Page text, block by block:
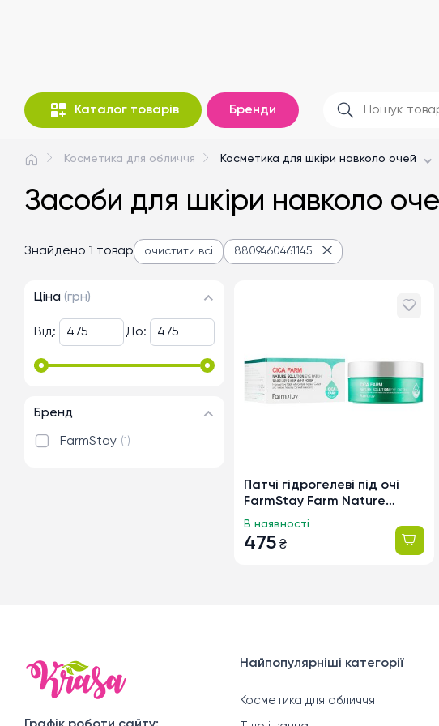
Каталог товарів Бренди
Косметика для обличчя Косметика для шкіри навколо очей
Засоби для шкіри навколо
Знайдено 1 товар очистити всі 8809460461145
Ціна (грн)
Від: До:
Бренд
FarmStay 1
Патчі гідрогелеві під очі
FarmStay Farm Nature
Solution з центелою, 60шт
475 ₴
В наявності
Найпопулярніші категорії
Косметика для обличчя